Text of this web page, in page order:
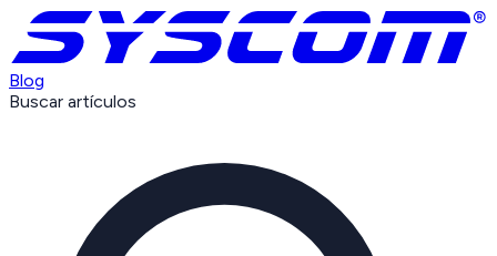
Blog
Buscar artículos